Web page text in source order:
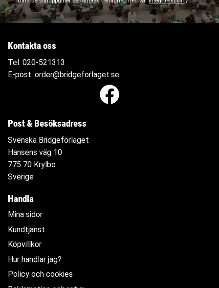
Kontakta oss
Tel: 020-521313
E-post: order@bridgeforlaget.se
Post & Besöksadress
Svenska Bridgeförlaget
Hansens väg 10
775 70 Krylbo
Sverige
Handla
Mina sidor
Kundtjänst
Köpvillkor
Hur handlar jag?
Policy och cookies